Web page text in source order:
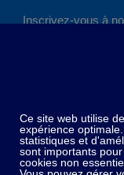
Inscrivez-vous à